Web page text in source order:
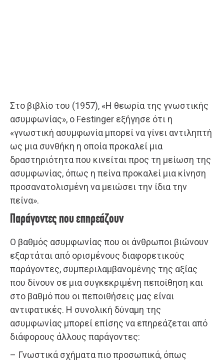
Στο βιβλίο του (1957), «Η θεωρία της γνωστικής
ασυμφωνίας», ο Festinger εξήγησε ότι η
«γνωστική ασυμφωνία μπορεί να γίνει αντιληπτή
ως μια συνθήκη η οποία προκαλεί μια
δραστηριότητα που κινείται προς τη μείωση της
ασυμφωνίας, όπως η πείνα προκαλεί μια κίνηση
προσανατολισμένη να μειώσει την ίδια την
πείνα».
Παράγοντες που επηρεάζουν
Ο βαθμός ασυμφωνίας που οι άνθρωποι βιώνουν
εξαρτάται από ορισμένους διαφορετικούς
παράγοντες, συμπεριλαμβανομένης της αξίας
που δίνουν σε μια συγκεκριμένη πεποίθηση και
στο βαθμό που οι πεποιθήσεις μας είναι
αντιφατικές. Η συνολική δύναμη της
ασυμφωνίας μπορεί επίσης να επηρεάζεται από
διάφορους άλλους παράγοντες:
– Γνωστικά σχήματα πιο προσωπικά, όπως